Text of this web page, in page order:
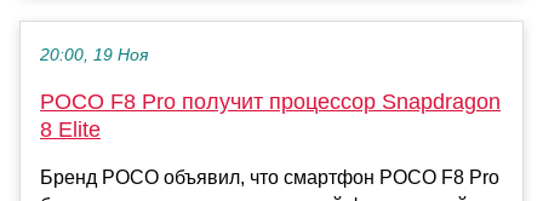
20:00, 19 Ноя
POCO F8 Pro получит процессор Snapdragon
8 Elite
Бренд POCO объявил, что смартфон POCO F8 Pro